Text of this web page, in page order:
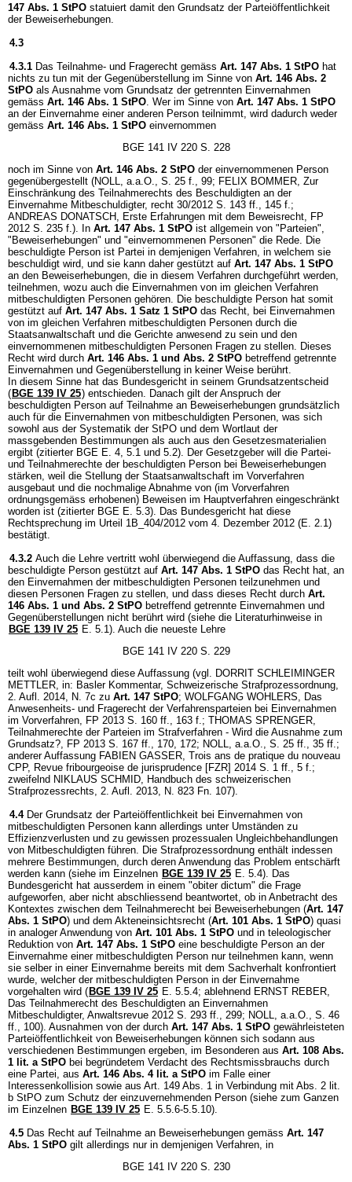
147 Abs. 1 StPO statuiert damit den Grundsatz der Parteiöffentlichkeit
der Beweiserhebungen.
4.3
4.3.1 Das Teilnahme- und Fragerecht gemäss Art. 147 Abs. 1 StPO hat
nichts zu tun mit der Gegenüberstellung im Sinne von Art. 146 Abs. 2
StPO als Ausnahme vom Grundsatz der getrennten Einvernahmen
gemäss Art. 146 Abs. 1 StPO. Wer im Sinne von Art. 147 Abs. 1 StPO
an der Einvernahme einer anderen Person teilnimmt, wird dadurch weder
gemäss Art. 146 Abs. 1 StPO einvernommen
BGE 141 IV 220 S. 228
noch im Sinne von Art. 146 Abs. 2 StPO der einvernommenen Person
gegenübergestellt (NOLL, a.a.O., S. 25 f., 99; FELIX BOMMER, Zur
Einschränkung des Teilnahmerechts des Beschuldigten an der
Einvernahme Mitbeschuldigter, recht 30/2012 S. 143 ff., 145 f.;
ANDREAS DONATSCH, Erste Erfahrungen mit dem Beweisrecht, FP
2012 S. 235 f.). In Art. 147 Abs. 1 StPO ist allgemein von "Parteien",
"Beweiserhebungen" und "einvernommenen Personen" die Rede. Die
beschuldigte Person ist Partei in demjenigen Verfahren, in welchem sie
beschuldigt wird, und sie kann daher gestützt auf Art. 147 Abs. 1 StPO
an den Beweiserhebungen, die in diesem Verfahren durchgeführt werden,
teilnehmen, wozu auch die Einvernahmen von im gleichen Verfahren
mitbeschuldigten Personen gehören. Die beschuldigte Person hat somit
gestützt auf Art. 147 Abs. 1 Satz 1 StPO das Recht, bei Einvernahmen
von im gleichen Verfahren mitbeschuldigten Personen durch die
Staatsanwaltschaft und die Gerichte anwesend zu sein und den
einvernommenen mitbeschuldigten Personen Fragen zu stellen. Dieses
Recht wird durch Art. 146 Abs. 1 und Abs. 2 StPO betreffend getrennte
Einvernahmen und Gegenüberstellung in keiner Weise berührt.
In diesem Sinne hat das Bundesgericht in seinem Grundsatzentscheid
( BGE 139 IV 25) entschieden. Danach gilt der Anspruch der
beschuldigten Person auf Teilnahme an Beweiserhebungen grundsätzlich
auch für die Einvernahmen von mitbeschuldigten Personen, was sich
sowohl aus der Systematik der StPO und dem Wortlaut der
massgebenden Bestimmungen als auch aus den Gesetzesmaterialien
ergibt (zitierter BGE E. 4, 5.1 und 5.2). Der Gesetzgeber will die Partei-
und Teilnahmerechte der beschuldigten Person bei Beweiserhebungen
stärken, weil die Stellung der Staatsanwaltschaft im Vorverfahren
ausgebaut und die nochmalige Abnahme von (im Vorverfahren
ordnungsgemäss erhobenen) Beweisen im Hauptverfahren eingeschränkt
worden ist (zitierter BGE E. 5.3). Das Bundesgericht hat diese
Rechtsprechung im Urteil 1B_404/2012 vom 4. Dezember 2012 (E. 2.1)
bestätigt.
4.3.2 Auch die Lehre vertritt wohl überwiegend die Auffassung, dass die
beschuldigte Person gestützt auf Art. 147 Abs. 1 StPO das Recht hat, an
den Einvernahmen der mitbeschuldigten Personen teilzunehmen und
diesen Personen Fragen zu stellen, und dass dieses Recht durch Art.
146 Abs. 1 und Abs. 2 StPO betreffend getrennte Einvernahmen und
Gegenüberstellungen nicht berührt wird (siehe die Literaturhinweise in
BGE 139 IV 25 E. 5.1). Auch die neueste Lehre
BGE 141 IV 220 S. 229
teilt wohl überwiegend diese Auffassung (vgl. DORRIT SCHLEIMINGER
METTLER, in: Basler Kommentar, Schweizerische Strafprozessordnung,
2. Aufl. 2014, N. 7c zu Art. 147 StPO; WOLFGANG WOHLERS, Das
Anwesenheits- und Fragerecht der Verfahrensparteien bei Einvernahmen
im Vorverfahren, FP 2013 S. 160 ff., 163 f.; THOMAS SPRENGER,
Teilnahmerechte der Parteien im Strafverfahren - Wird die Ausnahme zum
Grundsatz?, FP 2013 S. 167 ff., 170, 172; NOLL, a.a.O., S. 25 ff., 35 ff.;
anderer Auffassung FABIEN GASSER, Trois ans de pratique du nouveau
CPP, Revue fribourgeoise de jurisprudence [FZR] 2014 S. 1 ff., 5 f.;
zweifelnd NIKLAUS SCHMID, Handbuch des schweizerischen
Strafprozessrechts, 2. Aufl. 2013, N. 823 Fn. 107).
4.4 Der Grundsatz der Parteiöffentlichkeit bei Einvernahmen von
mitbeschuldigten Personen kann allerdings unter Umständen zu
Effizienzverlusten und zu gewissen prozessualen Ungleichbehandlungen
von Mitbeschuldigten führen. Die Strafprozessordnung enthält indessen
mehrere Bestimmungen, durch deren Anwendung das Problem entschärft
werden kann (siehe im Einzelnen BGE 139 IV 25 E. 5.4). Das
Bundesgericht hat ausserdem in einem "obiter dictum" die Frage
aufgeworfen, aber nicht abschliessend beantwortet, ob in Anbetracht des
Kontextes zwischen dem Teilnahmerecht bei Beweiserhebungen (Art. 147
Abs. 1 StPO) und dem Akteneinsichtsrecht (Art. 101 Abs. 1 StPO) quasi
in analoger Anwendung von Art. 101 Abs. 1 StPO und in teleologischer
Reduktion von Art. 147 Abs. 1 StPO eine beschuldigte Person an der
Einvernahme einer mitbeschuldigten Person nur teilnehmen kann, wenn
sie selber in einer Einvernahme bereits mit dem Sachverhalt konfrontiert
wurde, welcher der mitbeschuldigten Person in der Einvernahme
vorgehalten wird ( BGE 139 IV 25 E. 5.5.4; ablehnend ERNST REBER,
Das Teilnahmerecht des Beschuldigten an Einvernahmen
Mitbeschuldigter, Anwaltsrevue 2012 S. 293 ff., 299; NOLL, a.a.O., S. 46
ff., 100). Ausnahmen von der durch Art. 147 Abs. 1 StPO gewährleisteten
Parteiöffentlichkeit von Beweiserhebungen können sich sodann aus
verschiedenen Bestimmungen ergeben, im Besonderen aus Art. 108 Abs.
1 lit. a StPO bei begründetem Verdacht des Rechtsmissbrauchs durch
eine Partei, aus Art. 146 Abs. 4 lit. a StPO im Falle einer
Interessenkollision sowie aus Art. 149 Abs. 1 in Verbindung mit Abs. 2 lit.
b StPO zum Schutz der einzuvernehmenden Person (siehe zum Ganzen
im Einzelnen BGE 139 IV 25 E. 5.5.6-5.5.10).
4.5 Das Recht auf Teilnahme an Beweiserhebungen gemäss Art. 147
Abs. 1 StPO gilt allerdings nur in demjenigen Verfahren, in
BGE 141 IV 220 S. 230